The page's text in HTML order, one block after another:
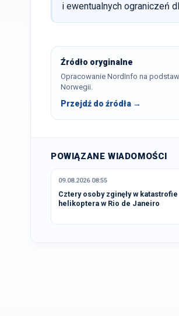
i ewentualnych ograniczeń
Źródło oryginalne
Opracowanie NordInfo na
Norwegii.
Przejdź do źródła →
POWIĄZANE WIADOMOŚCI
09.08.2026 08:55
Cztery osoby zginęły w katastrofie
helikoptera w Rio de Janeiro